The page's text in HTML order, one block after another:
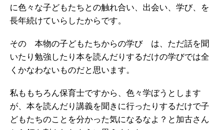
に色々な子どもたちとの触れ合い、出会い、学び、を
長年続けていらしたからです。
その 本物の子どもたちからの学び は、ただ話を聞
いたり勉強したり本を読んだりするだけの学びでは全
くかなわないものだと思います。
私ももちろん保育士ですから、色々学ぼうとします
が、本を読んだり講義を聞きに行ったりするだけで子
どもたちのことを分かった気になるなよ？と加古さん